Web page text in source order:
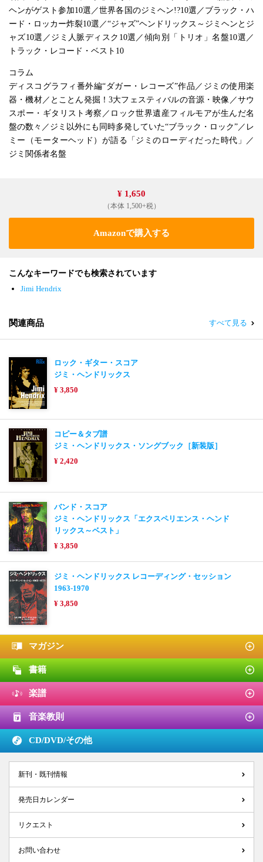
ヘンがゲスト参加10選／世界各国のジミヘン!?10選／ブラック・ハ
ード・ロッカー炸裂10選／“ジャズ”ヘンドリックス～ジミヘンとジ
ャズ10選／ジミ人脈ディスク10選／傾向別「トリオ」名盤10選／
トラック・レコード・ベスト10
コラム
ディスコグラフィ番外編“ダガー・レコーズ”作品／ジミの使用楽
器・機材／とことん発掘！3大フェスティバルの音源・映像／サウ
スポー・ギタリスト考察／ロック世界遺産フィルモアが生んだ名
盤の数々／ジミ以外にも同時多発していた“ブラック・ロック”／レ
ミー（モーターヘッド）が語る「ジミのローディだった時代」／
ジミ関係者名盤
¥ 1,650
（本体 1,500+税）
Amazonで購入する
こんなキーワードでも検索されています
Jimi Hendrix
関連商品 すべて見る
ロック・ギター・スコア
ジミ・ヘンドリックス
¥ 3,850
コピー＆タブ譜
ジミ・ヘンドリックス・ソングブック［新装版］
¥ 2,420
バンド・スコア
ジミ・ヘンドリックス「エクスペリエンス・ヘンド
リックス～ベスト」
¥ 3,850
ジミ・ヘンドリックス レコーディング・セッション
1963-1970
¥ 3,850
マガジン
書籍
楽譜
音楽教則
CD/DVD/その他
新刊・既刊情報
発売日カレンダー
リクエスト
お問い合わせ